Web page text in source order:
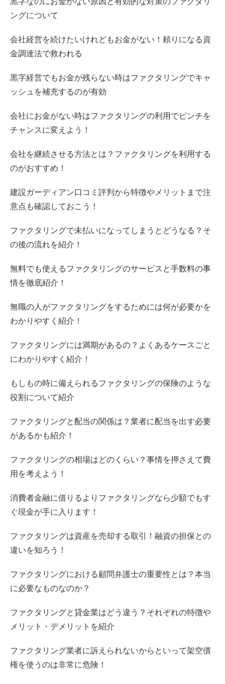
ングについて
会社経営を続けたいけれどもお金がない！頼りになる資
金調達法で救われる
黒字経営でもお金が残らない時はファクタリングでキャ
ッシュを補充するのが有効
会社にお金がない時はファクタリングの利用でピンチを
チャンスに変えよう！
会社を継続させる方法とは？ファクタリングを利用する
のがおすすめ！
建設ガーディアン口コミ評判から特徴やメリットまで注
意点も確認しておこう！
ファクタリングで未払いになってしまうとどうなる？そ
の後の流れを紹介！
無料でも使えるファクタリングのサービスと手数料の事
情を徹底紹介！
無職の人がファクタリングをするためには何が必要かを
わかりやすく紹介！
ファクタリングには満期があるの？よくあるケースごと
にわかりやすく紹介！
もしもの時に備えられるファクタリングの保険のような
役割について紹介
ファクタリングと配当の関係は？業者に配当を出す必要
があるかも紹介！
ファクタリングの相場はどのくらい？事情を押さえて費
用を考えよう！
消費者金融に借りるよりファクタリングなら少額でもす
ぐ現金が手に入ります！
ファクタリングは資産を売却する取引！融資の担保との
違いを知ろう！
ファクタリングにおける顧問弁護士の重要性とは？本当
に必要なものなのか？
ファクタリングと貸金業はどう違う？それぞれの特徴や
メリット・デメリットを紹介
ファクタリング業者に訴えられないからといって架空債
権を使うのは非常に危険！